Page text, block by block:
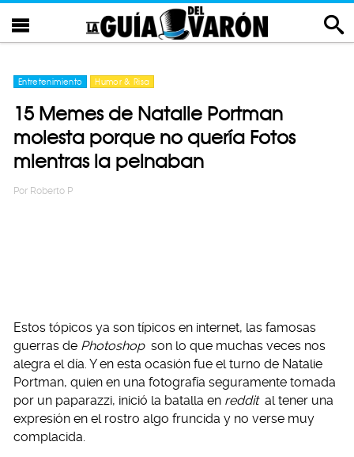
Entretenimiento Humor & Risa
15 Memes de Natalie Portman
molesta porque no quería Fotos
mientras la peinaban
Por Roberto P
Estos tópicos ya son típicos en internet, las famosas
guerras de Photoshop son lo que muchas veces nos
alegra el día. Y en esta ocasión fue el turno de Natalie
Portman, quien en una fotografía seguramente tomada
por un paparazzi, inició la batalla en reddit al tener una
expresión en el rostro algo fruncida y no verse muy
complacida.